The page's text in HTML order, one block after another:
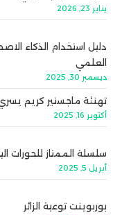
يناير 23, 2026
دليل استخدام الذكاء
العلمي
ديسمبر 30, 2025
تهنئة ماجستير كريم
أكتوبر 16, 2025
سلسلة الممتاز للحورات
أبريل 5, 2025
بوربوينت توعية الزائر